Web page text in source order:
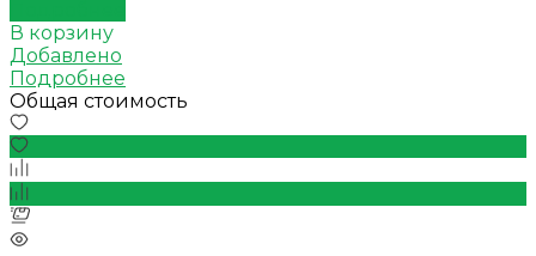
В корзину
Добавлено
Подробнее
Общая стоимость